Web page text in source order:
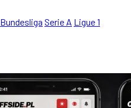
Bundesliga Serie A Ligue 1